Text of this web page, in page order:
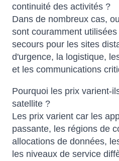
continuité des activités ?
Dans de nombreux cas,
sont couramment
secours pour les sites
d'urgence, la logistique,
et les communications
Pourquoi les prix varient-
satellite ?
Les prix varient car les
passante, les régions de
allocations de données,
les niveaux de service